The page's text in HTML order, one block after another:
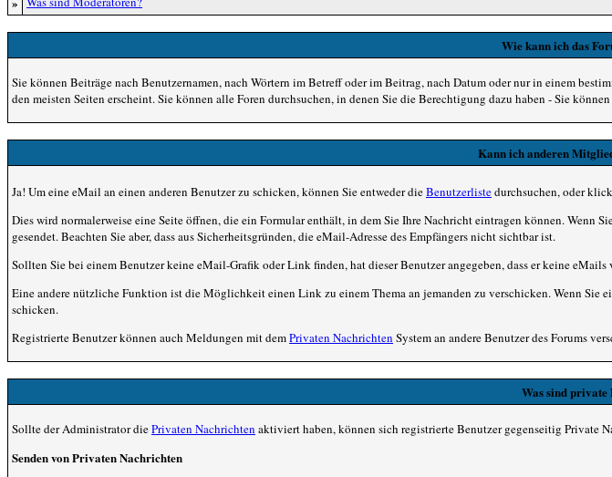
Wie kann ich das
Sie können Beiträge nach Benutzernamen, nach Wörtern im Betreff oder im Beitrag, nach Datum oder nur in einem
den meisten Seiten erscheint. Sie können alle Foren durchsuchen, in denen Sie die Berechtigung dazu haben - Sie
Kann ich anderen
Ja! Um eine eMail an einen anderen Benutzer zu schicken, können Sie entweder dieBenutzerlistedurchsuchen, oder
Dies wird normalerweise eine Seite öffnen, die ein Formular enthält, in dem Sie Ihre Nachricht eintragen können.
gesendet. Beachten Sie aber, dass aus Sicherheitsgründen, die eMail-Adresse des Empfängers nicht sichtbar ist.
Sollten Sie bei einem Benutzer keine eMail-Grafik oder Link finden, hat dieser Benutzer angegeben, dass er keine
Eine andere nützliche Funktion ist die Möglichkeit einen Link zu einem Thema an jemanden zu verschicken. Wenn Sie
schicken.
Registrierte Benutzer können auch Meldungen mit demPrivaten Nachrichten System an andere Benutzer des Forums
Was sind private
Sollte der Administrator diePrivaten Nachrichten aktiviert haben, können sich registrierte Benutzer gegenseitig Private
Senden von Privaten Nachrichten